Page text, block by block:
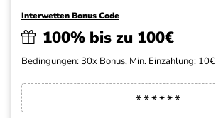
Interwetten Bonus Code
100% bis zu 100€
Bedingungen: 30x Bonus, Min. Einzahlung: 10€